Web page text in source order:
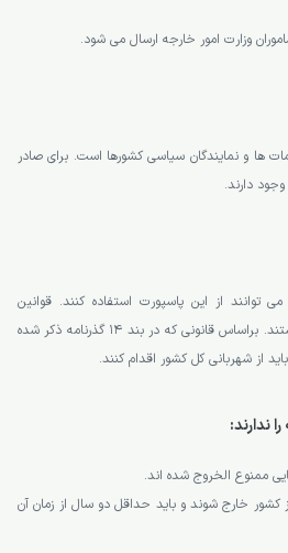
وزارت امور خارجه ارسال می شود.
ها و نمایندگان سیاسی کشورها است. برای صادر
دارند.
توانند از این پاسپورت استفاده کنند. قوانین
پاسپورت خدماتی و سیاسی یکی هستند. براساس قانونی که در بند 14 گذرنامه ذکر شده
از شهربانی کل کشور اقدام کنند.
ندارند:
ممنوع الخروج شده اند.
کشور خارج شوند و باید حداقل دو سال از زمان آن